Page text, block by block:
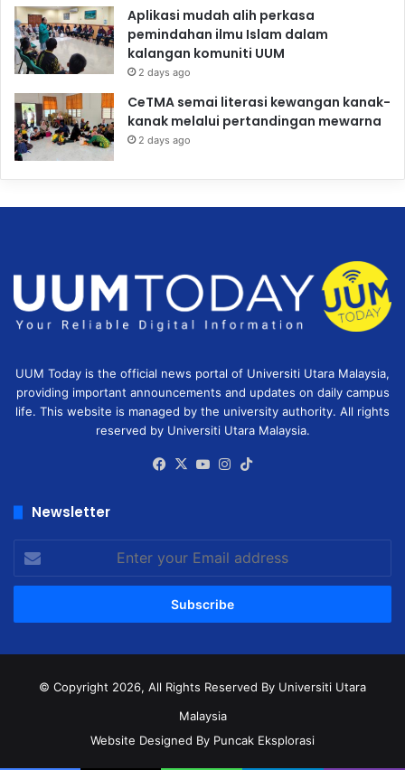
Aplikasi mudah alih perkasa
pemindahan ilmu Islam dalam
kalangan komuniti UUM
2 days ago
CeTMA semai literasi kewangan kanak-
kanak melalui pertandingan mewarna
2 days ago
UUM Today is the official news portal of Universiti Utara Malaysia,
providing important announcements and updates on daily campus
life. This website is managed by the university authority. All rights
reserved by Universiti Utara Malaysia.
Facebook
X YouTubeInstagram
Newsletter
Enter
your
Email
© Copyright 2026, All Rights Reserved By Universiti Utara
Malaysia
Website Designed By Puncak Eksplorasi